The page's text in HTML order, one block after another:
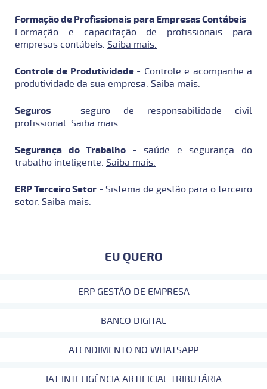
Formação de Profissionais para Empresas Contábeis -
Formação e capacitação de profissionais para
empresas contábeis. Saiba mais.
Controle de Produtividade - Controle e acompanhe a
produtividade da sua empresa. Saiba mais.
Seguros - seguro de responsabilidade civil
profissional. Saiba mais.
Segurança do Trabalho - saúde e segurança do
trabalho inteligente. Saiba mais.
ERP Terceiro Setor - Sistema de gestão para o terceiro
setor. Saiba mais.
EU QUERO
ERP GESTÃO DE EMPRESA
BANCO DIGITAL
ATENDIMENTO NO WHATSAPP
IAT INTELIGÊNCIA ARTIFICIAL TRIBUTÁRIA